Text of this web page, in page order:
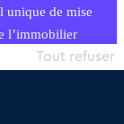
unique de mise
l’immobilier
et intégrant
Tout refuser